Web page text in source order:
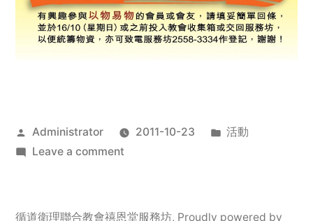
Posted
by
Administrator 2011-10-23
Posted
活動
Leave a commenton
服
循道衛理聯合教會禧恩堂服務坊, Proudly powered by